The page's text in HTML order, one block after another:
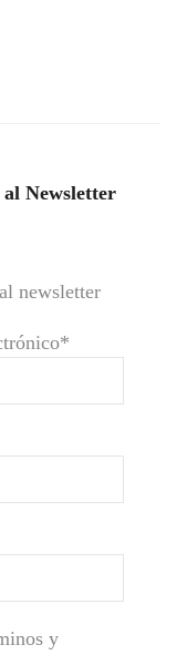
al Newsletter
newsletter
y